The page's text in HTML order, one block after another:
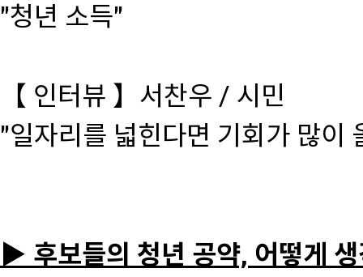
"청년 소득"
【 인터뷰 】서찬우 / 시민
"일자리를 넓힌다면 기회가 많이
▶ 후보들의 청년 공약, 어떻게